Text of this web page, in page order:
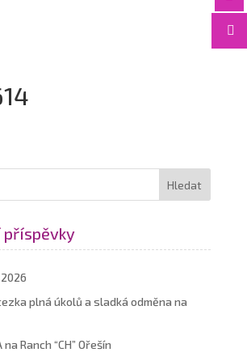

plná úkolů a sladká odměna na
Ranch “CH” Ořešín